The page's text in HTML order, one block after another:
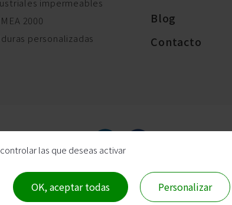
impermeables
2000
personalizadas
Blog
Contacto
de autor © 2022HTP ASIA TECNOLOGÍA CO., LTD.|
Reservados todos los derechos.
las que deseas activar
OK, aceptar todas Personalizar